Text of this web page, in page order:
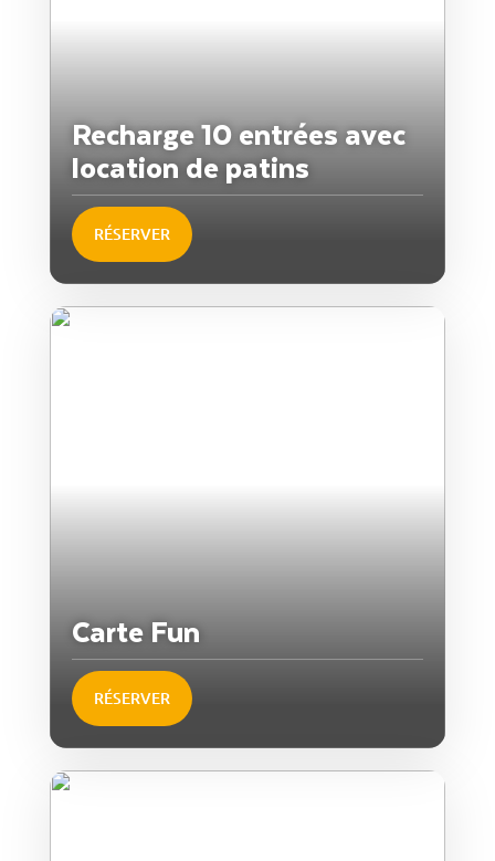
Recharge 10 entrées avec
location de patins
RÉSERVER
Carte Fun
RÉSERVER